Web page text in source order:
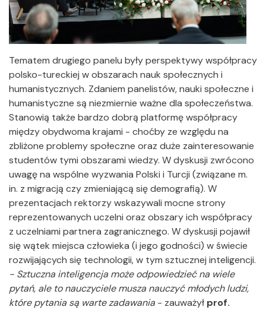
Tematem drugiego panelu były perspektywy współpracy
polsko-tureckiej w obszarach nauk społecznych i
humanistycznych. Zdaniem panelistów, nauki społeczne i
humanistyczne są niezmiernie ważne dla społeczeństwa.
Stanowią także bardzo dobrą platformę współpracy
między obydwoma krajami - choćby ze względu na
zbliżone problemy społeczne oraz duże zainteresowanie
studentów tymi obszarami wiedzy. W dyskusji zwrócono
uwagę na wspólne wyzwania Polski i Turcji (związane m.
in. z migracją czy zmieniającą się demografią). W
prezentacjach rektorzy wskazywali mocne strony
reprezentowanych uczelni oraz obszary ich współpracy
z uczelniami partnera zagranicznego. W dyskusji pojawił
się wątek miejsca człowieka (i jego godności) w świecie
rozwijających się technologii, w tym sztucznej inteligencji.
- Sztuczna inteligencja może odpowiedzieć na wiele
pytań, ale to nauczyciele musza nauczyć młodych ludzi,
które pytania są warte zadawania - zauważył prof.